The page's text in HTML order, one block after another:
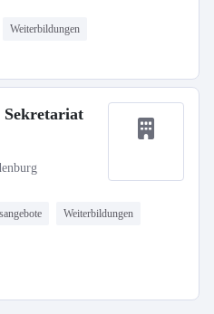
Weiterbildungen
Weiterbildungen